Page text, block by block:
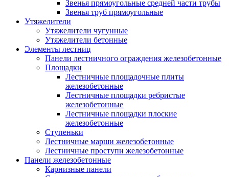
Звенья прямоугольные средней части трубы
Звенья труб прямоугольные
Утяжелители
Утяжелители чугунные
Утяжелители бетонные
Элементы лестниц
Панели лестничного ограждения железобетонные
Площадки
Лестничные площадочные плиты
железобетонные
Лестничные площадки ребристые
железобетонные
Лестничные площадки плоские
железобетонные
Ступеньки
Лестничные марши железобетонные
Лестничные проступи железобетонные
Панели железобетонные
Карнизные панели